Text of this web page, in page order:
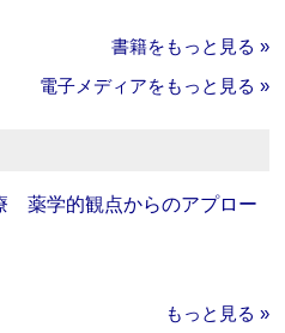
書籍をもっと見る »
電子メディアをもっと見る »
薬学的観点からのアプロー
もっと見る »